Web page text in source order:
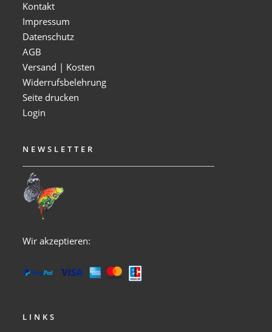
Kontakt
Impressum
Datenschutz
AGB
Versand | Kosten
Widerrufsbelehrung
Seite drucken
Login
NEWSLETTER
Wir akzeptieren:
LINKS